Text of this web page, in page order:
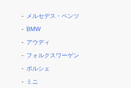
メルセデス・ベンツ
BMW
アウディ
フォルクスワーゲン
ポルシェ
ミニ